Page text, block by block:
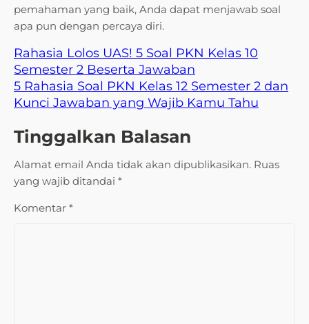
pemahaman yang baik, Anda dapat menjawab soal
apa pun dengan percaya diri.
Rahasia Lolos UAS! 5 Soal PKN Kelas 10
Semester 2 Beserta Jawaban
5 Rahasia Soal PKN Kelas 12 Semester 2 dan
Kunci Jawaban yang Wajib Kamu Tahu
Tinggalkan Balasan
Alamat email Anda tidak akan dipublikasikan. Ruas
yang wajib ditandai *
Komentar *